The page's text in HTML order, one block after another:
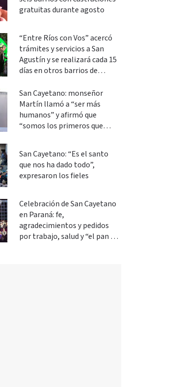
gratuitas durante agosto
“Entre Ríos con Vos” acercó
trámites y servicios a San
Agustín y se realizará cada 15
días en otros barrios de
San Cayetano: monseñor
Martín llamó a “ser más
humanos” y afirmó que
“somos los primeros que
San Cayetano: “Es el santo
que nos ha dado todo”,
expresaron los fieles
Celebración de San Cayetano
en Paraná: fe,
agradecimientos y pedidos
por trabajo, salud y “el pan de